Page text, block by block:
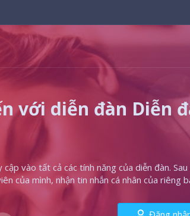
với diễn đàn Diễn
vào tất cả các tính năng của diễn đàn.
của mình, nhận tin nhắn cá nhân của riêng